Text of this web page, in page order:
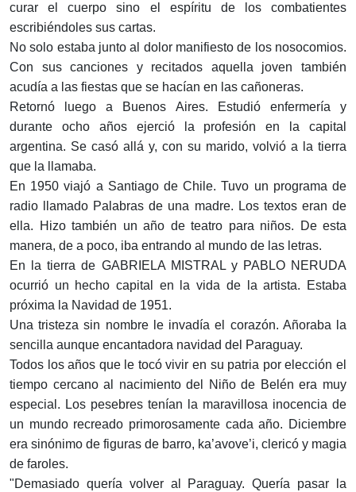
curar el cuerpo sino el espíritu de los combatientes
escribiéndoles sus cartas.
No solo estaba junto al dolor manifiesto de los nosocomios.
Con sus canciones y recitados aquella joven también
acudía a las fiestas que se hacían en las cañoneras.
Retornó luego a Buenos Aires. Estudió enfermería y
durante ocho años ejerció la profesión en la capital
argentina. Se casó allá y, con su marido, volvió a la tierra
que la llamaba.
En 1950 viajó a Santiago de Chile. Tuvo un programa de
radio llamado Palabras de una madre. Los textos eran de
ella. Hizo también un año de teatro para niños. De esta
manera, de a poco, iba entrando al mundo de las letras.
En la tierra de GABRIELA MISTRAL y PABLO NERUDA
ocurrió un hecho capital en la vida de la artista. Estaba
próxima la Navidad de 1951.
Una tristeza sin nombre le invadía el corazón. Añoraba la
sencilla aunque encantadora navidad del Paraguay.
Todos los años que le tocó vivir en su patria por elección el
tiempo cercano al nacimiento del Niño de Belén era muy
especial. Los pesebres tenían la maravillosa inocencia de
un mundo recreado primorosamente cada año. Diciembre
era sinónimo de figuras de barro, ka’avove’i, clericó y magia
de faroles.
"Demasiado quería volver al Paraguay. Quería pasar la